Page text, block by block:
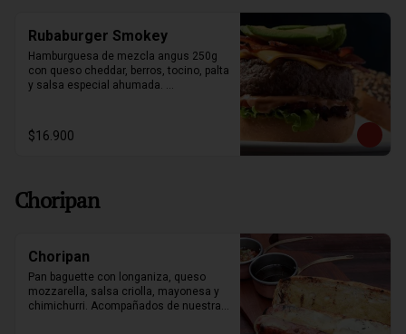
Rubaburger Smokey
Hamburguesa de mezcla angus 250g
con queso cheddar, berros, tocino, palta
y salsa especial ahumada.
$16.900
Choripan
Choripan
Pan baguette con longaniza, queso
mozzarella, salsa criolla, mayonesa y
chimichurri. Acompañados de nuestras